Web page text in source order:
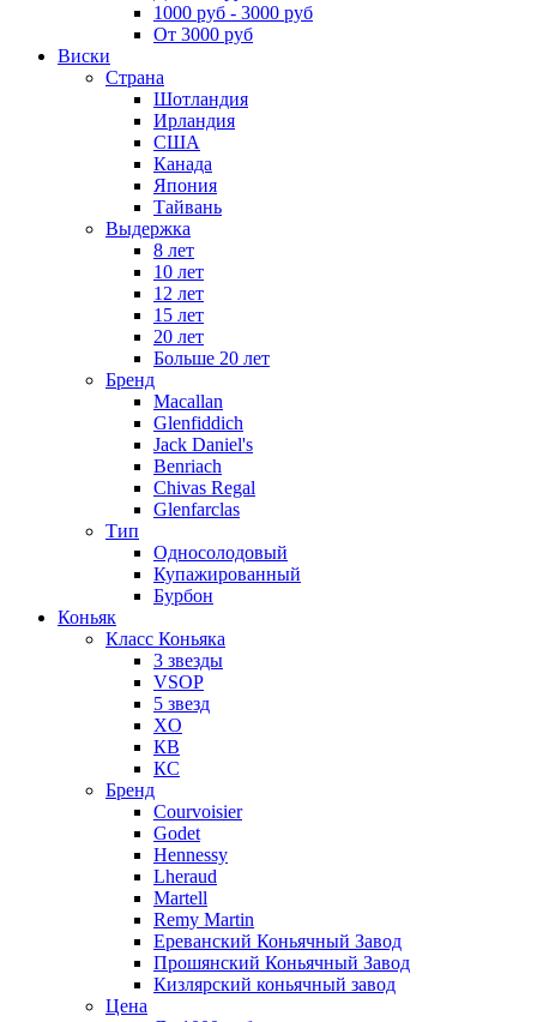
1000 руб - 3000 руб
От 3000 руб
Виски
Страна
Шотландия
Ирландия
США
Канада
Япония
Тайвань
Выдержка
8 лет
10 лет
12 лет
15 лет
20 лет
Больше 20 лет
Бренд
Macallan
Glenfiddich
Jack Daniel's
Benriach
Chivas Regal
Glenfarclas
Тип
Односолодовый
Купажированный
Бурбон
Коньяк
Класс Коньяка
3 звезды
VSOP
5 звезд
XO
КВ
КС
Бренд
Courvoisier
Godet
Hennessy
Lheraud
Martell
Remy Martin
Ереванский Коньячный Завод
Прошянский Коньячный Завод
Кизлярский коньячный завод
Цена